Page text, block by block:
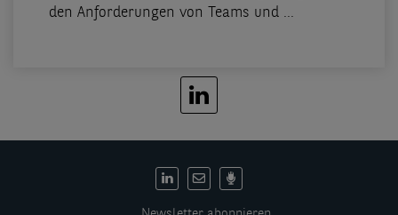
den Anforderungen von Teams und ...